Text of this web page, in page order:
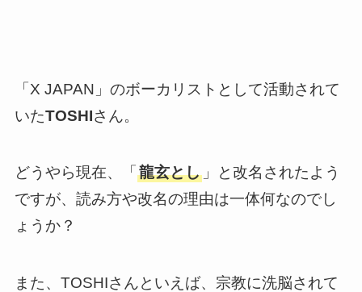
「X JAPAN」のボーカリストとして活動されて
いたTOSHIさん。
どうやら現在、「 龍玄とし」と改名されたよう
ですが、読み方や改名の理由は一体何なのでし
ょうか？
また、TOSHIさんといえば、宗教に洗脳されて